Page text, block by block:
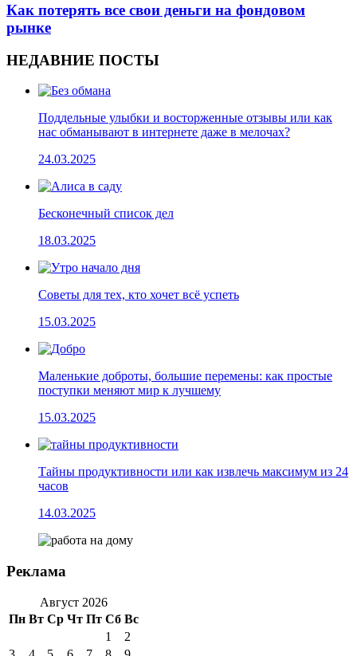
Как потерять все свои деньги на фондовом
рынке
НЕДАВНИЕ ПОСТЫ
Поддельные улыбки и восторженные отзывы или как
нас обманывают в интернете даже в мелочах?
24.03.2025
Бесконечный список дел
18.03.2025
Cоветы для тех, кто хочет всё успеть
15.03.2025
Маленькие доброты, большие перемены: как простые
поступки меняют мир к лучшему
15.03.2025
Тайны продуктивности или как извлечь максимум из 24
часов
14.03.2025
Реклама
Август 2026
Пн Вт Ср Чт Пт Сб Вс
1
2